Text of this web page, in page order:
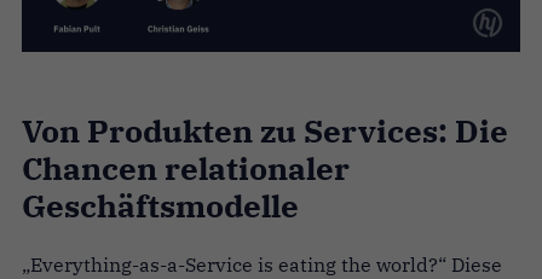
Von Produkten zu Services: Die
Chancen relationaler
Geschäftsmodelle
„Everything-as-a-Service is eating the world?“ Diese